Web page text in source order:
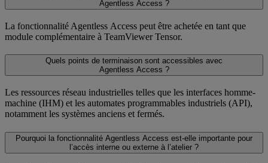
Agentless Access ?
La fonctionnalité Agentless Access peut être achetée en tant que
module complémentaire à TeamViewer Tensor.
Quels points de terminaison sont accessibles avec
Agentless Access ?
Les ressources réseau industrielles telles que les interfaces homme-
machine (IHM) et les automates programmables industriels (API),
notamment les systèmes anciens et fermés.
Pourquoi la fonctionnalité Agentless Access est-elle importante pour
l’accès interne ou externe à l’atelier ?